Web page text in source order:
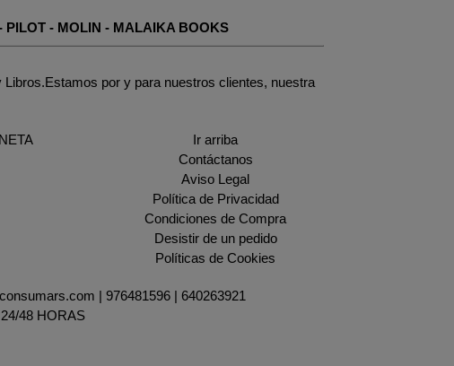
PILOT- MOLIN - MALAIKA BOOKS
por y para nuestros clientes, nuestra
Ir arriba
Contáctanos
Aviso Legal
Política de Privacidad
Condiciones de Compra
Desistir de un pedido
Políticas de Cookies
consumars.com |976481596 |640263921
24/48 HORAS